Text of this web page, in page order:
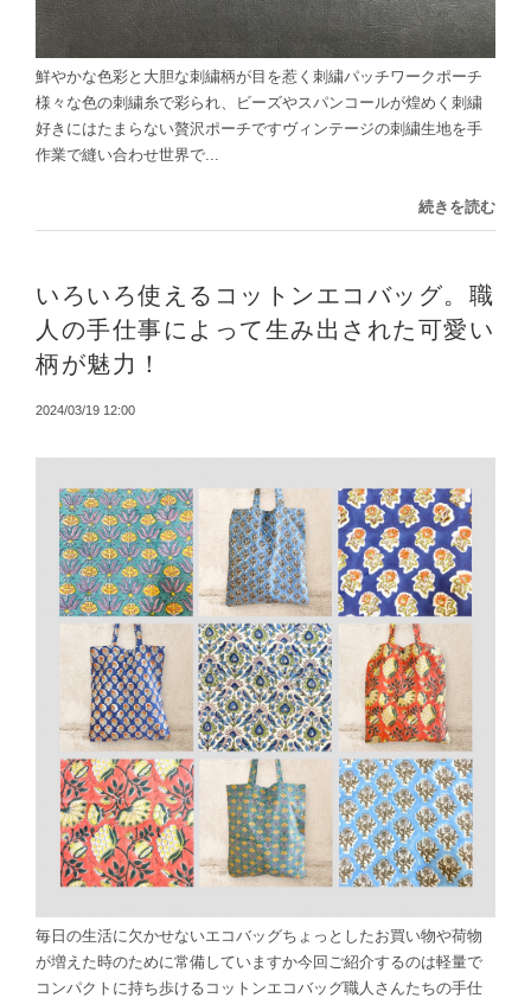
鮮やかな色彩と大胆な刺繍柄が目を惹く刺繍パッチワークポーチ
様々な色の刺繍糸で彩られ、ビーズやスパンコールが煌めく刺繍
好きにはたまらない贅沢ポーチですヴィンテージの刺繍生地を手
作業で縫い合わせ世界で...
続きを読む
いろいろ使えるコットンエコバッグ。職
人の手仕事によって生み出された可愛い
柄が魅力！
2024/03/19 12:00
毎日の生活に欠かせないエコバッグちょっとしたお買い物や荷物
が増えた時のために常備していますか今回ご紹介するのは軽量で
コンパクトに持ち歩けるコットンエコバッグ職人さんたちの手仕